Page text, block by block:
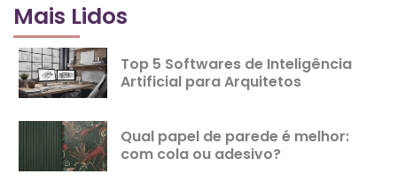
Mais Lidos
Top 5 Softwares de Inteligência
Artificial para Arquitetos
Qual papel de parede é melhor:
com cola ou adesivo?